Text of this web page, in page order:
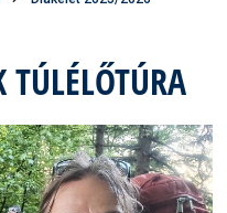
TÚLÉLŐTÚRA